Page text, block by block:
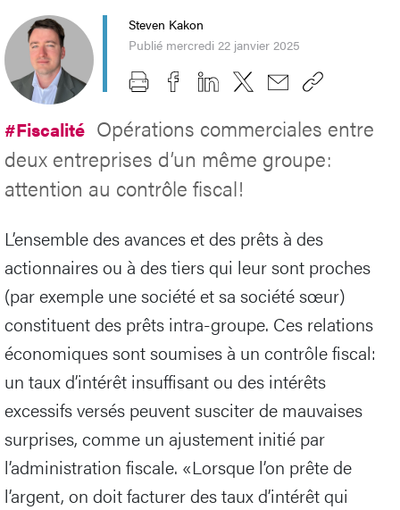
Steven Kakon
Publié mercredi 22 janvier 2025
#Fiscalité Opérations commerciales entre
deux entreprises d’un même groupe:
attention au contrôle fiscal!
L’ensemble des avances et des prêts à des
actionnaires ou à des tiers qui leur sont proches
(par exemple une société et sa société sœur)
constituent des prêts intra-groupe. Ces relations
économiques sont soumises à un contrôle fiscal:
un taux d’intérêt insuffisant ou des intérêts
excessifs versés peuvent susciter de mauvaises
surprises, comme un ajustement initié par
l’administration fiscale. «Lorsque l’on prête de
l’argent, on doit facturer des taux d’intérêt qui